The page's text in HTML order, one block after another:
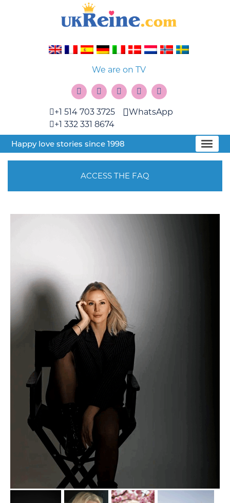
We are on TV
+1 514 703 3725
+1 332 331 8674
WhatsApp
Happy love stories since 1998
ACCESS THE FAQ